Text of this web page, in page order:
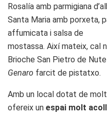
Rosalía amb parmigiana
Santa Maria amb porxeta,
affumicata i salsa de
mostassa. Així mateix, cal
Brioche San Pietro de
Genaro farcit de pistatxo.
Amb un local dotat de
ofereix un espai molt